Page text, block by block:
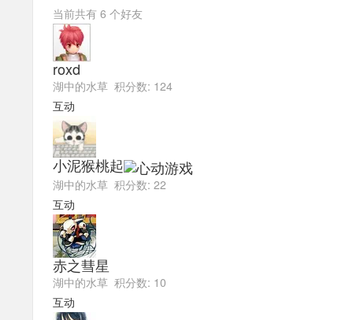
络
当前共有 6 个好友
roxd
湖中的水草 积分数: 124
互动
小泥猴桃起
湖中的水草 积分数: 22
互动
赤之彗星
湖中的水草 积分数: 10
互动